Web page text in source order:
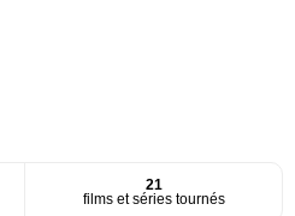
21
films et séries tournés